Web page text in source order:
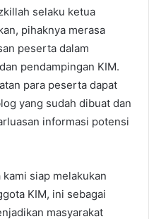
selaku ketua
pihaknya merasa
peserta dalam
pendampingan KIM.
para peserta dapat
yang sudah dibuat dan
informasi potensi
kami siap melakukan
KIM, ini sebagai
masyarakat